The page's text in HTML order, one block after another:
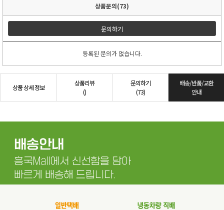
상품문의(73)
문의하기
등록된 문의가 없습니다.
상품 상세 정보
상품리뷰
()
문의하기
(73)
배송/반품/교환
안내